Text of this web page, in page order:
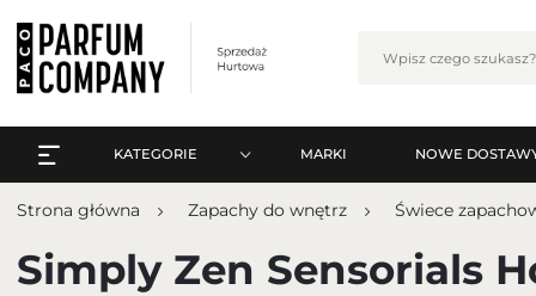
WSZYSTKO A-Z
PERFUMY
PERFUMY ARABSKIE
KATEGORIE MARKI NOWE
Strona główna Zapachy do wnętrz Świece
Simply Zen Sensorials